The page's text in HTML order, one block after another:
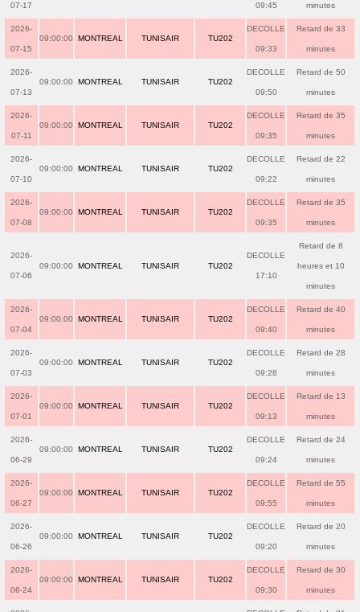
07-17 09:45 minutes
2026-
07-15
09:00:00 MONTREAL TUNISAIR TU202
DECOLLE
09:33
Retard de 33
minutes
2026-
07-13
09:00:00 MONTREAL TUNISAIR TU202
DECOLLE
09:50
Retard de 50
minutes
2026-
07-11
09:00:00 MONTREAL TUNISAIR TU202
DECOLLE
09:35
Retard de 35
minutes
2026-
07-10
09:00:00 MONTREAL TUNISAIR TU202
DECOLLE
09:22
Retard de 22
minutes
2026-
07-08
09:00:00 MONTREAL TUNISAIR TU202
DECOLLE
09:35
Retard de 35
minutes
2026-
07-06
09:00:00 MONTREAL TUNISAIR TU202
DECOLLE
17:10
Retard de 8
heures et 10
minutes
2026-
07-04
09:00:00 MONTREAL TUNISAIR TU202
DECOLLE
09:40
Retard de 40
minutes
2026-
07-03
09:00:00 MONTREAL TUNISAIR TU202
DECOLLE
09:28
Retard de 28
minutes
2026-
07-01
09:00:00 MONTREAL TUNISAIR TU202
DECOLLE
09:13
Retard de 13
minutes
2026-
06-29
09:00:00 MONTREAL TUNISAIR TU202
DECOLLE
09:24
Retard de 24
minutes
2026-
06-27
09:00:00 MONTREAL TUNISAIR TU202
DECOLLE
09:55
Retard de 55
minutes
2026-
06-26
09:00:00 MONTREAL TUNISAIR TU202
DECOLLE
09:20
Retard de 20
minutes
2026-
06-24
09:00:00 MONTREAL TUNISAIR TU202
DECOLLE
09:30
Retard de 30
minutes